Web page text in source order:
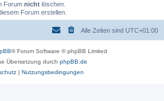
Forum nicht löschen.
Forum erstellen.
Alle Zeiten sind UTC+01:00
® Forum Software © phpBB Limited
Übersetzung durch phpBB.de
| Nutzungsbedingungen